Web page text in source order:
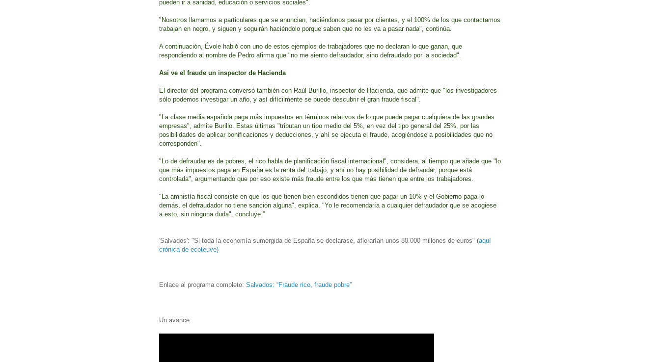
pueden ir a sanidad, educación o servicios sociales".
"Nosotros llamamos a particulares que se anuncian, haciéndonos pasar por clientes, y el 100% de los que contactamos
trabajan en negro, y siguen y seguirán haciéndolo porque saben que no les va a pasar nada", continúa.
A continuación, Évole habló con uno de estos ejemplos de trabajadores que no declaran lo que ganan, que
respondiendo al nombre de Pedro afirma que "no me siento defraudador, sino defraudado por la sociedad".
Así ve el fraude un inspector de Hacienda
El director del programa conversó también con Raúl Burillo, inspector de Hacienda, que admite que "los investigadores
sólo podemos investigar un año, y así difícilmente se puede descubrir el gran fraude fiscal".
"La clase media española paga más impuestos en términos relativos de lo que puede pagar cualquiera de las grandes
empresas", admite Burillo. Estas últimas "tributan un tipo medio del 5%, en vez del tipo general del 25%, por las
posibilidades de aplicar bonificaciones y deducciones, y ahí se ejecuta el fraude, acogiéndose a posibilidades que no
corresponden".
"Lo de defraudar es de pobres, el rico habla de planificación fiscal internacional", considera, al tiempo que añade que "lo
que más impuestos paga en España es la renta del trabajo, y ahí no hay posibilidad de defraudar, porque está
controlada", argumentando que por eso existe más fraude entre los que más tienen que entre los trabajadores.
"La amnistía fiscal consiste en que los que tienen bien escondidos tienen que pagar un 10% y el Gobierno paga lo
demás, el defraudador no tiene sanción alguna", explica. "Yo le recomendaría a cualquier defraudador que se acogiese
a esto, sin ninguna duda", concluye.”
'Salvados': "Si toda la economía sumergida de España se declarase, aflorarían unos 80.000 millones de euros" (aquí
crónica de ecoteuve)
Enlace al programa completo: Salvados: “Fraude rico, fraude pobre”
Un avance